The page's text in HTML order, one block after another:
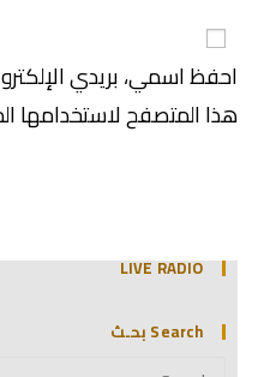
احفظ اسمي، بريدي
هذا المتصفح لاستخدامها
LIVE RADIO
Search بحـث